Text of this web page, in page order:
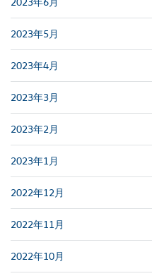
2023年5月
2023年4月
2023年3月
2023年2月
2023年1月
2022年12月
2022年11月
2022年10月